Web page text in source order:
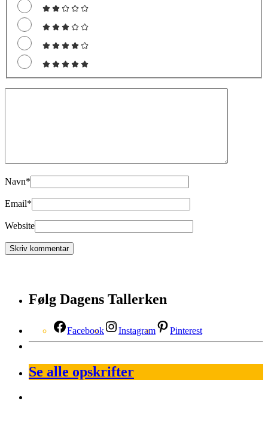
Navn*
Email*
Website
Følg Dagens Tallerken
Facebook Instagram Pinterest
Se alle opskrifter